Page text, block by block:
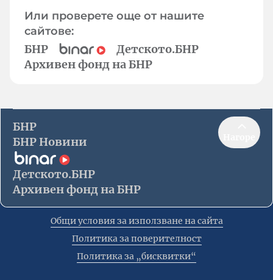
Или проверете още от нашите
сайтове:
БНР
Детското.БНР
Архивен фонд на БНР
БНР
БНР Новини
Детското.БНР
Архивен фонд на БНР
Общи условия за използване на сайта
Политика за поверителност
Политика за „бисквитки“